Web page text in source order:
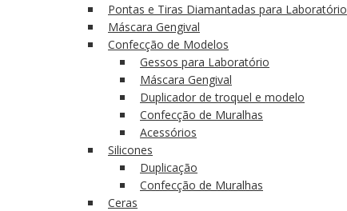
Pontas e Tiras Diamantadas para Laboratório
Máscara Gengival
Confecção de Modelos
Gessos para Laboratório
Máscara Gengival
Duplicador de troquel e modelo
Confecção de Muralhas
Acessórios
Silicones
Duplicação
Confecção de Muralhas
Ceras